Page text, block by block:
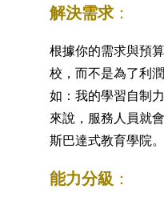
解決需求：
根據你的需求與預
校，而不是為了利
如：我的學習自制
來說，服務人員就
斯巴達式教育學院。
能力分級 ：